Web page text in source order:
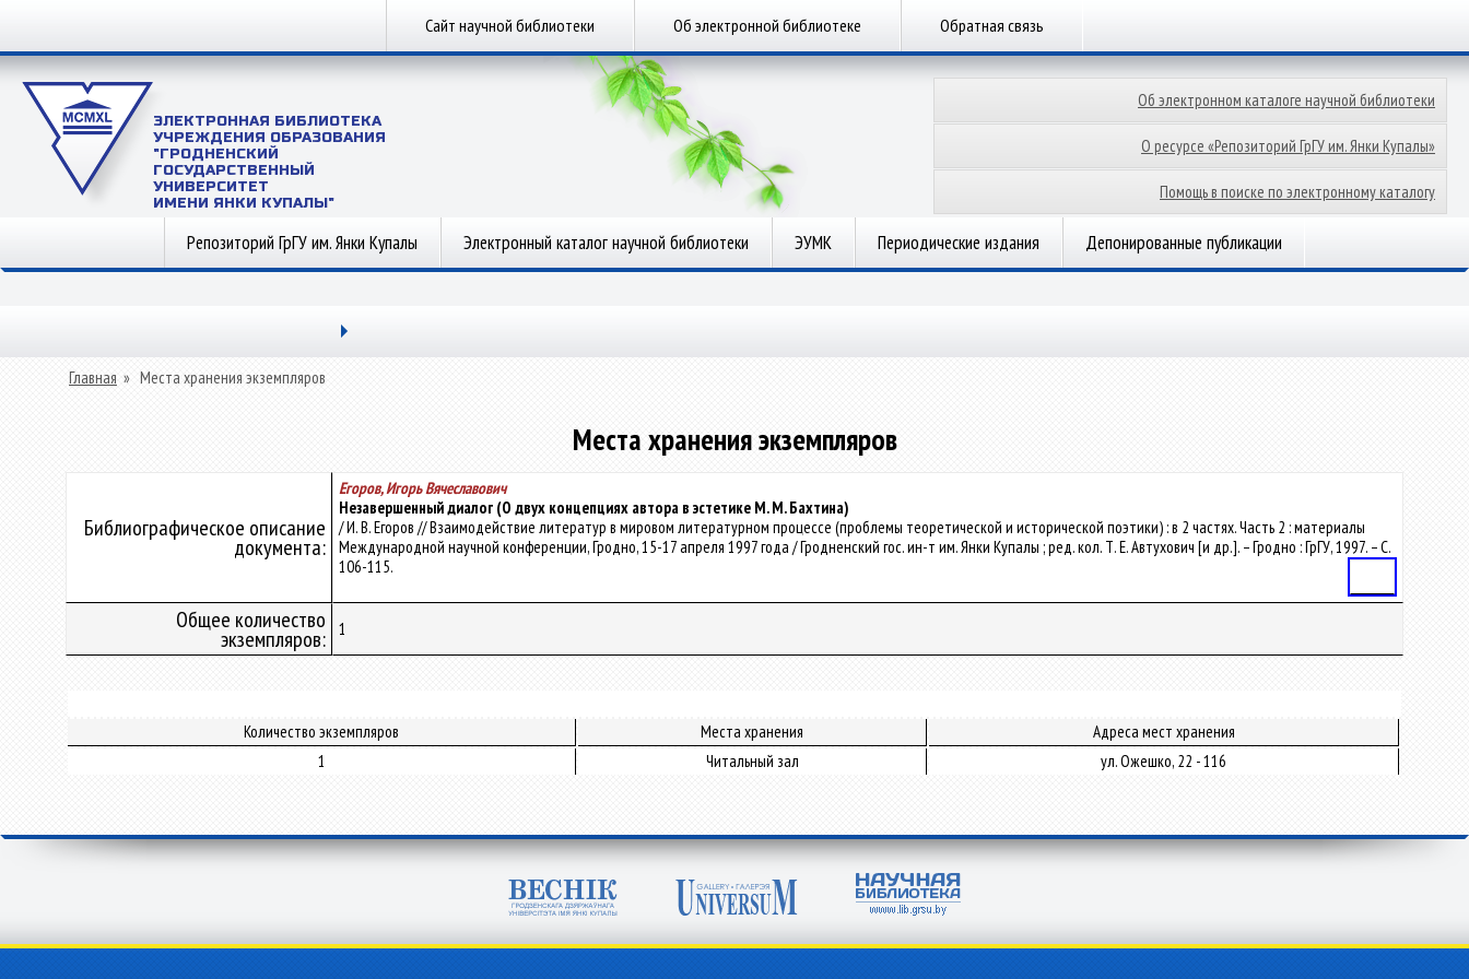
Сайт научной библиотеки Об электронной библиотеке Обратная связь
ЭЛЕКТРОННАЯ БИБЛИОТЕКА
УЧРЕЖДЕНИЯ ОБРАЗОВАНИЯ
"ГРОДНЕНСКИЙ
ГОСУДАРСТВЕННЫЙ
УНИВЕРСИТЕТ
ИМЕНИ ЯНКИ КУПАЛЫ"
Об электронном каталоге научной библиотеки
О ресурсе «Репозиторий ГрГУ им. Янки Купалы»
Помощь в поиске по электронному каталогу
Репозиторий ГрГУ им. Янки Купалы Электронный каталог научной библиотеки ЭУМК Периодические издания Депонированные публикации
Главная » Места хранения экземпляров
Места хранения экземпляров
Библиографическое описание
документа:
Егоров, Игорь Вячеславович
Незавершенный диалог (О двух концепциях автора в эстетике М. М. Бахтина)
/ И. В. Егоров // Взаимодействие литератур в мировом литературном процессе (проблемы теоретической и исторической поэтики) : в 2 частях. Часть 2 : материалы
Международной научной конференции, Гродно, 15-17 апреля 1997 года / Гродненский гос. ин-т им. Янки Купалы ; ред. кол. Т. Е. Автухович [и др.]. – Гродно : ГрГУ, 1997. – С.
106-115.
Общее количество
экземпляров: 1
Количество экземпляров Места хранения
Адреса мест хранения
1
Читальный зал ул. Ожешко, 22 - 116